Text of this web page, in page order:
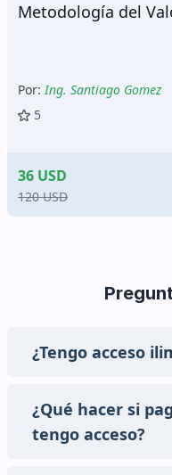
Sistemas de
Por:Ing. Noé Adrianzén
5
30 USD
125 USD
¿Tengo acceso
¿Qué hacer si
tengo acceso?